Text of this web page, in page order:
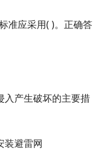
准应采用( )。正确答
入产生破坏的主要措
装避雷网